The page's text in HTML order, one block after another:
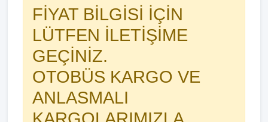
FİYAT BİLGİSİ İÇİN
LÜTFEN İLETİŞİME
GEÇİNİZ.
OTOBÜS KARGO VE
ANLASMALI